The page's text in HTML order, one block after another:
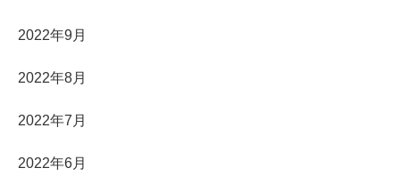
2022年9月
2022年8月
2022年7月
2022年6月